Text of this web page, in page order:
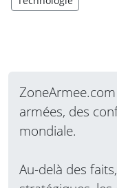
armées, des
mondiale.
Au-delà des